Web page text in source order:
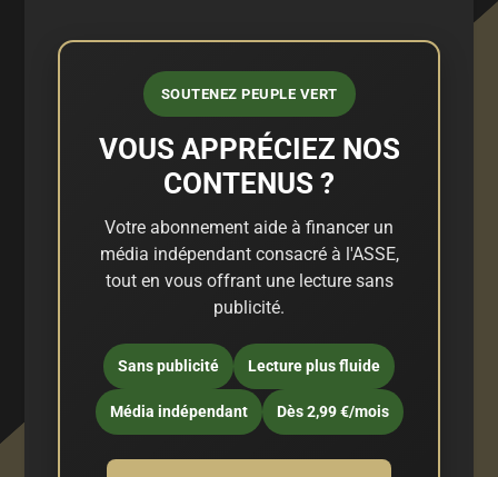
SOUTENEZ PEUPLE VERT
VOUS APPRÉCIEZ NOS
CONTENUS ?
Votre abonnement aide à financer un
média indépendant consacré à l'ASSE,
tout en vous offrant une lecture sans
publicité.
Sans publicité Lecture plus fluide
Média indépendant Dès 2,99 €/mois